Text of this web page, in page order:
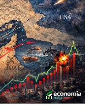
favole, storia,
della natura,
terra e insondabilità